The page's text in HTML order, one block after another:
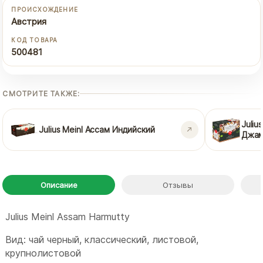
ПРОИСХОЖДЕНИЕ
Австрия
КОД ТОВАРА
500481
СМОТРИТЕ ТАКЖЕ:
Julius Meinl Ассам Индийский
Описание Отзывы
Julius Meinl Assam Harmutty
Вид: чай черный, классический, листовой,
крупнолистовой